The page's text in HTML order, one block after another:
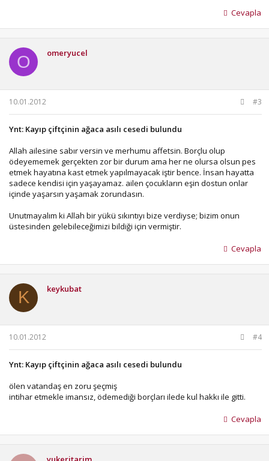
Cevapla
O omeryucel
10.01.2012 #3
Ynt: Kayıp çiftçinin ağaca asılı cesedi bulundu
Allah ailesine sabır versin ve merhumu affetsin. Borçlu olup
ödeyememek gerçekten zor bir durum ama her ne olursa olsun pes
etmek hayatına kast etmek yapılmayacak iştir bence. İnsan hayatta
sadece kendisi için yaşayamaz. ailen çocukların eşin dostun onlar
içinde yaşarsın yaşamak zorundasın.
Unutmayalım ki Allah bir yükü sıkıntıyı bize verdiyse; bizim onun
üstesinden gelebileceğimizi bildiği için vermiştir.
Cevapla
K keykubat
10.01.2012 #4
Ynt: Kayıp çiftçinin ağaca asılı cesedi bulundu
ölen vatandaş en zoru şeçmiş
intihar etmekle imansız, ödemediği borçları ilede kul hakkı ile gitti.
Cevapla